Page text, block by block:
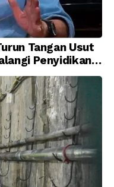
Tangan Usut
Penyidikan